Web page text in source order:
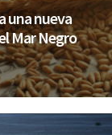
una nueva
Mar Negro